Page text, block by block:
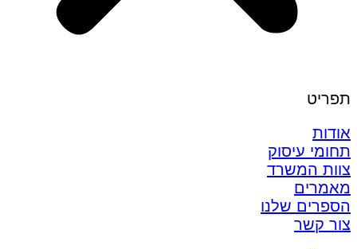
תפריט
אודות
תחומי עיסוק
צוות המשרד
מאמרים
הספרים שלנו
צור קשר